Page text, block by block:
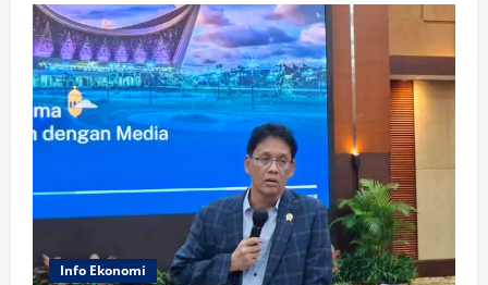
Pertama
Danantara
Dihadiri
Presiden
Prabowo
dan
Sejumlah
Menteri
Info Ekonomi